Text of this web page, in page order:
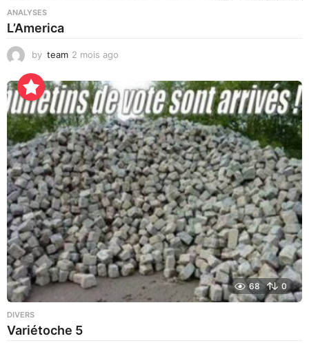
ANALYSES
L’America
by team 2 mois ago
e
u
r
e
s
a
g
o
68 0
DIVERS
Variétoche 5